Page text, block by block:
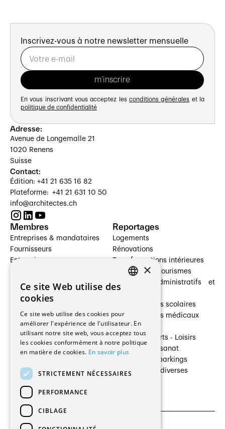
Inscrivez-vous à notre newsletter mensuelle
En vous inscrivant vous acceptez les conditions générales et la
politique de confidentialité
Adresse:
Avenue de Longemalle 21
1020 Renens
Suisse
Contact:
Édition: +41 21 635 16 82
Plateforme: +41 21 631 10 50
info@architectes.ch
Membres
Entreprises & mandataires
Fournisseurs
Entreprises
Architectes paysagistes
Architectes d'intérieur
Entreprises générales
Ingénieurs et mandataires
Fabricants / Fournisseurs
Régies immobilières
Gestion PPE
Reportages
Logements
Rénovations
Transformations intérieures
Hôtelleries et tourismes
Bâtiments administratifs et
Établissements scolaires
Établissements médicaux
Villas
Cultures - Sports - Loisirs
Industrie - Artisanat
Transports et parkings
Constructions diverses
×
Ce site Web utilise des
cookies
Ce site web utilise des cookies pour
améliorer l'expérience de l'utilisateur. En
utilisant notre site web, vous acceptez tous
les cookies conformément à notre politique
en matière de cookies. En savoir plus
STRICTEMENT NÉCESSAIRES
PERFORMANCE
CIBLAGE